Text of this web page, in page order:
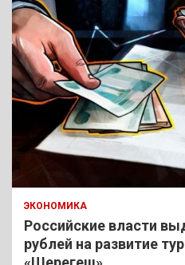
ЭКОНОМИКА
Российские власти
рублей на развитие